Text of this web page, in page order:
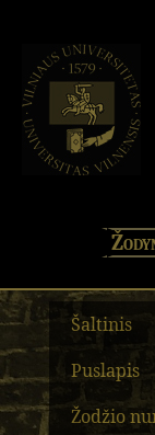
Šaltinis
Puslapis
Žodžio